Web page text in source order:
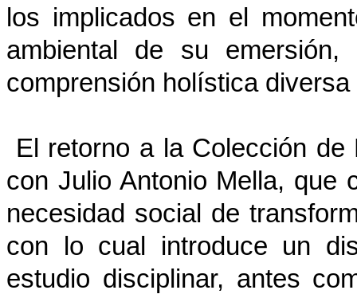
los implicados en el
ambiental de su
comprensión holística
El retorno a la Colección
con Julio Antonio Mella, que
necesidad social de
con lo cual introduce un
estudio disciplinar, antes